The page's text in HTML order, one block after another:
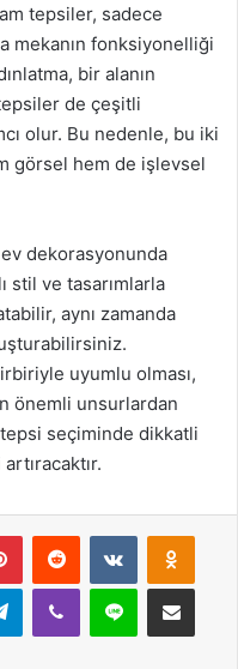
tepsiler, sadece
mekanın fonksiyonelliği
bir alanın
tepsiler de çeşitli
olur. Bu nedenle, bu iki
görsel hem de işlevsel
dekorasyonunda
stil ve tasarımlarla
aynı zamanda
uyumlu olması,
önemli unsurlardan
seçiminde dikkatli
PinterestReddit VKontakte
TelegramViber Line E-Posta ile